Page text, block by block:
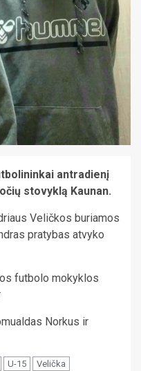
antradienį
stovyklą Kaunan.
Veličkos buriamos
pratybas atvyko
futbolo mokyklos
Norkus ir
U-15 Velička